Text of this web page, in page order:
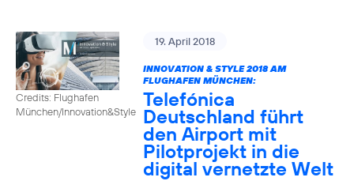
Credits: Flughafen
München/Innovation&Style
19. April 2018
INNOVATION & STYLE 2018 AM
FLUGHAFEN MÜNCHEN:
Telefónica
Deutschland führt
den Airport mit
Pilotprojekt in die
digital vernetzte Welt